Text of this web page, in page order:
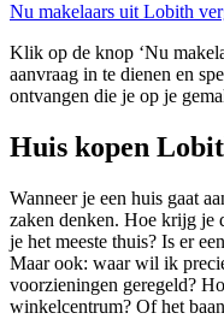
Nu makelaars uit Lobith
Klik op de knop ‘Nu
aanvraag in te dienen en
ontvangen die je op je
Huis kopen
Wanneer je een huis gaat
zaken denken. Hoe krijg je
je het meeste thuis? Is er
Maar ook: waar wil ik
voorzieningen geregeld?
winkelcentrum? Of het